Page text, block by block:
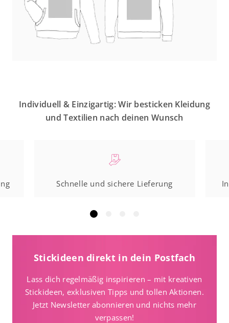
Individuell & Einzigartig: Wir besticken Kleidung
und Textilien nach deinen Wunsch
Schnelle und sichere Lieferung
Stickideen direkt in dein Postfach
Lass dich regelmäßig inspirieren – mit kreativen
Stickideen, exklusiven Tipps und tollen Aktionen.
Jetzt Newsletter abonnieren und nichts mehr
verpassen!